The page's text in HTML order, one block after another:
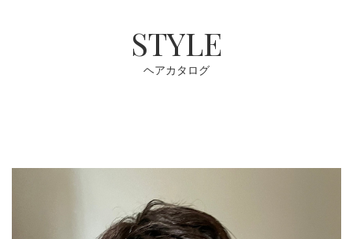
STYLE
ヘアカタログ